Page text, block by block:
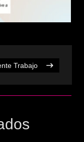
Trabajo